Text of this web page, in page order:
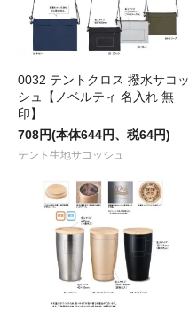
0032 テントクロス 撥水サコッ
シュ【ノベルティ 名入れ 無
印】
708円(本体644円、税64円)
テント生地サコッシュ